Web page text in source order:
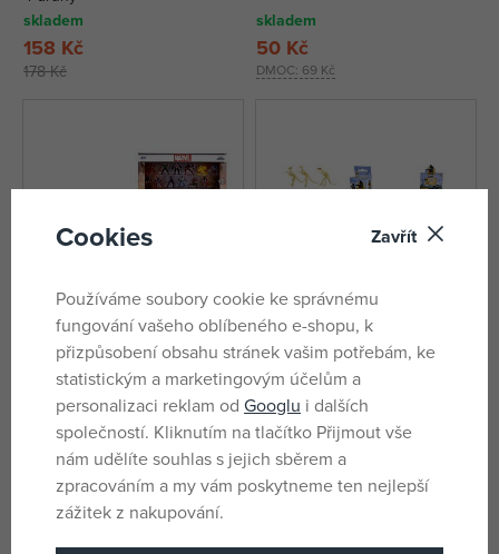
skladem
178 Kč
158 Kč
skladem
DMOC: 69 Kč
50 Kč
Marvel Kovové sběratelské
nanofigurky 20 ks
skladem
DMOC:899 Kč
619 Kč
Simba Sada na vykopávání
dinosaura, 12 druhů
skladem
DMOC:79 Kč
63 Kč
Cookies Zavřít
Používáme soubory cookie ke správnému
fungování vašeho oblíbeného e-shopu, k
přizpůsobení obsahu stránek vašim potřebám, ke
statistickým a marketingovým účelům a
personalizaci reklam od Googlu i dalších
společností. Kliknutím na tlačítko Přijmout vše
nám udělíte souhlas s jejich sběrem a
zpracováním a my vám poskytneme ten nejlepší
zážitek z nakupování.